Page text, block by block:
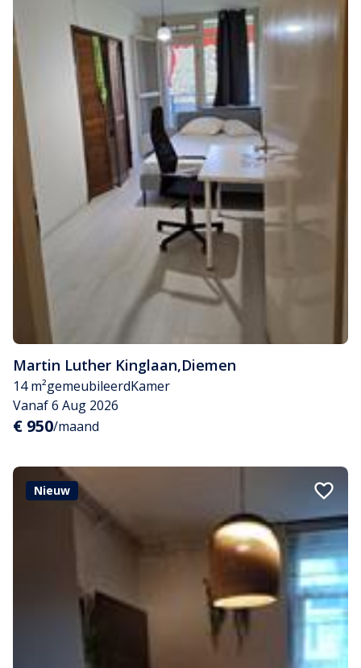
Martin Luther Kinglaan,Diemen
14 m²gemeubileerdKamer
Vanaf 6 Aug 2026
€ 950/maand
Nieuw